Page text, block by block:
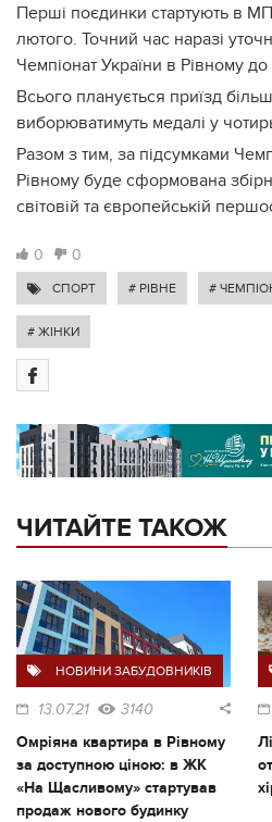
Перші поєдинки стартують в
лютого. Точний час наразі
Чемпіонат України в Рівному до
Всього планується приїзд
виборюватимуть медалі у
Разом з тим, за підсумками
Рівному буде сформована
світовій та європейській
0 0
СПОРТ # РІВНЕ #
# ЖІНКИ
ЧИТАЙТЕ ТАКОЖ
НОВИНИ ЗАБУДОВНИКІВ
13.07.21 3140
Омріяна квартира в Рівному
за доступною ціною: в ЖК
«На Щасливому» стартував
продаж нового будинку